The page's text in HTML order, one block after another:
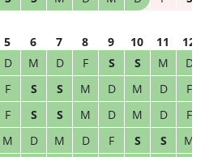
5 6 7 8 9 10 11
12
D M D F S S M
D
F S S M D M D
F
F S S M D M D
F
M D M D F S S M